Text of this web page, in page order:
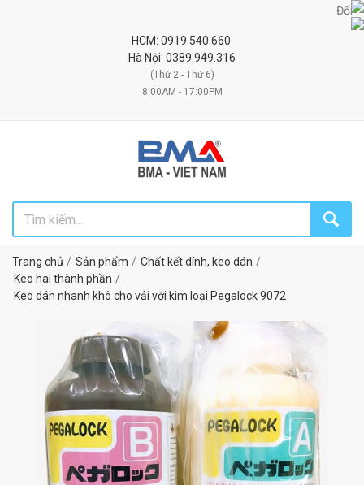
Đối tác
HCM: 0919.540.660
Hà Nội: 0389.949.316
(Thứ 2 - Thứ 6)
8:00AM - 17:00PM
Trang chủ Sản phẩm
Chất kết dính, keo dán
Keo hai thành phần
Keo dán nhanh khô cho vải với kim loại Pegalock 9072